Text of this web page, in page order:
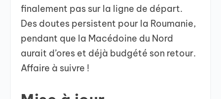
finalement pas sur la ligne de départ.
Des doutes persistent pour la Roumanie,
pendant que la Macédoine du Nord
aurait d’ores et déjà budgété son retour.
Affaire à suivre !